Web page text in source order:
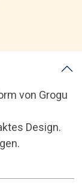
von Grogu
Design.